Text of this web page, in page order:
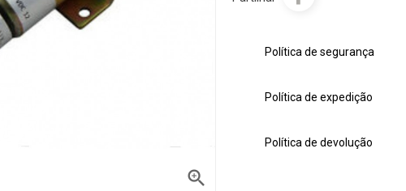

Política de segurança
Política de expedição
Política de devolução